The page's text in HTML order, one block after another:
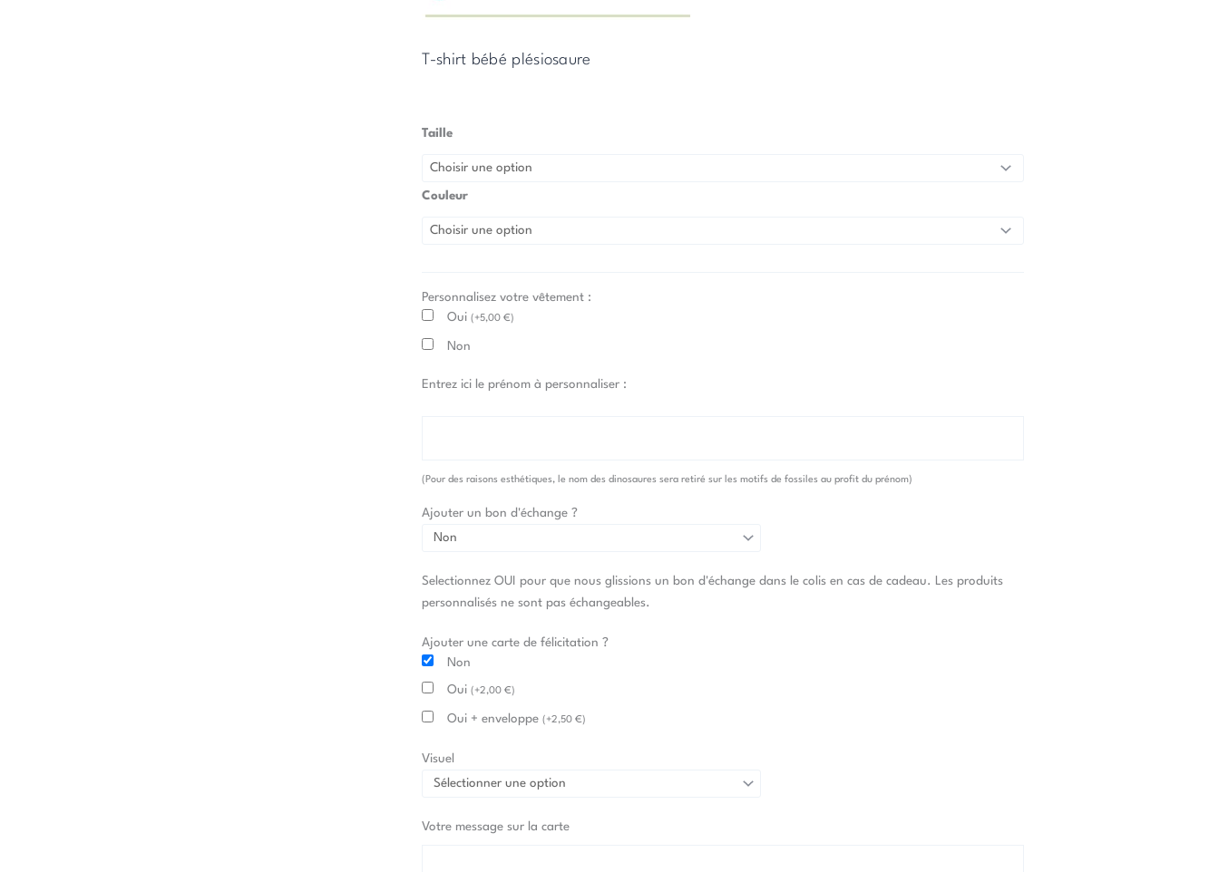
T-shirt bébé plésiosaure
Taille
Couleur
Personnalisez votre vêtement :
Oui(+5,00€)
Non
Entrez ici le prénom à personnaliser :
(Pour des raisons esthétiques, le nom des dinosaures sera retiré sur les motifs de fossiles au profit du prénom)
Ajouter un bon d'échange ?
Selectionnez OUI pour que nous glissions un bon d'échange dans le colis en cas de cadeau. Les produits
personnalisés ne sont pas échangeables.
Ajouter une carte de félicitation ?
Non
Oui(+2,00€)
Oui + enveloppe(+2,50€)
Visuel
Votre message sur la carte
quantité
T-
Shirt
Plésiosaure